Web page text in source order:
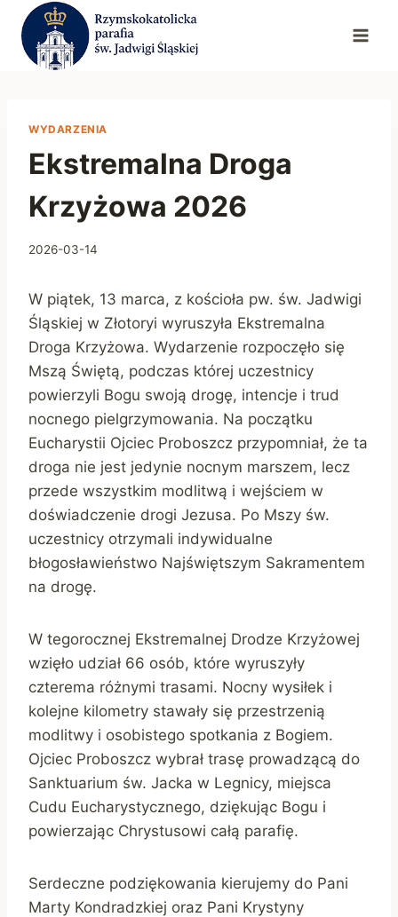
Przejdź
treści
WYDARZENIA
Ekstremalna Droga
Krzyżowa 2026
2026-03-14
W piątek, 13 marca, z kościoła pw. św. Jadwigi
Śląskiej w Złotoryi wyruszyła Ekstremalna
Droga Krzyżowa. Wydarzenie rozpoczęło się
Mszą Świętą, podczas której uczestnicy
powierzyli Bogu swoją drogę, intencje i trud
nocnego pielgrzymowania. Na początku
Eucharystii Ojciec Proboszcz przypomniał, że ta
droga nie jest jedynie nocnym marszem, lecz
przede wszystkim modlitwą i wejściem w
doświadczenie drogi Jezusa. Po Mszy św.
uczestnicy otrzymali indywidualne
błogosławieństwo Najświętszym Sakramentem
na drogę.
W tegorocznej Ekstremalnej Drodze Krzyżowej
wzięło udział 66 osób, które wyruszyły
czterema różnymi trasami. Nocny wysiłek i
kolejne kilometry stawały się przestrzenią
modlitwy i osobistego spotkania z Bogiem.
Ojciec Proboszcz wybrał trasę prowadzącą do
Sanktuarium św. Jacka w Legnicy, miejsca
Cudu Eucharystycznego, dziękując Bogu i
powierzając Chrystusowi całą parafię.
Serdeczne podziękowania kierujemy do Pani
Marty Kondradzkiej oraz Pani Krystyny